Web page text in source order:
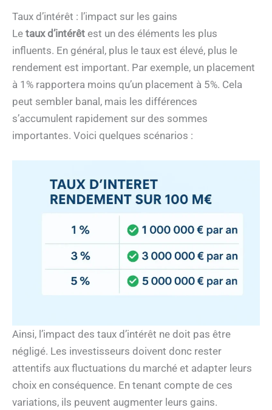
Taux d’intérêt : l’impact sur les gains
Le taux d’intérêt est un des éléments les plus
influents. En général, plus le taux est élevé, plus le
rendement est important. Par exemple, un placement
à 1% rapportera moins qu’un placement à 5%. Cela
peut sembler banal, mais les différences
s’accumulent rapidement sur des sommes
importantes. Voici quelques scénarios :
Ainsi, l’impact des taux d’intérêt ne doit pas être
négligé. Les investisseurs doivent donc rester
attentifs aux fluctuations du marché et adapter leurs
choix en conséquence. En tenant compte de ces
variations, ils peuvent augmenter leurs gains.